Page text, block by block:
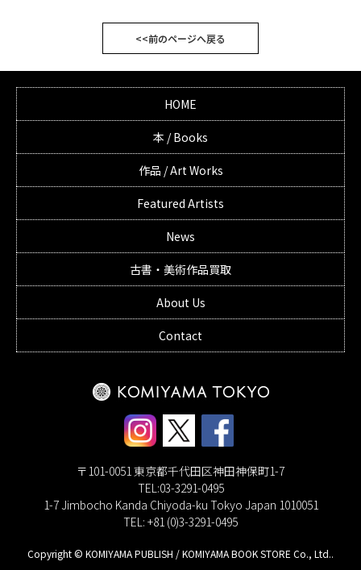
<<前のページへ戻る
HOME
本 / Books
作品 / Art Works
Featured Artists
News
古書・美術作品買取
About Us
Contact
〒101-0051 東京都千代田区神田神保町1-7
TEL:03-3291-0495
1-7 Jimbocho Kanda Chiyoda-ku Tokyo Japan 1010051
TEL: +81 (0)3-3291-0495
Copyright © KOMIYAMA PUBLISH / KOMIYAMA BOOK STORE Co., Ltd..